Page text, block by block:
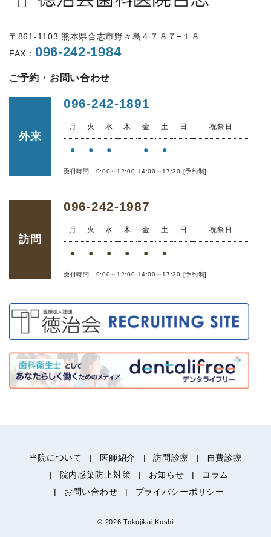
〒861-1103 熊本県合志市野々島４７８７−１８
FAX： 096-242-1984
ご予約・お問い合わせ
外来
096-242-1891
月 火 水 木 金 土 日 祝祭日
● ● ● - ● ● - -
受付時間 9:00～12:00 14:00～17:30 [予約制]
訪問
096-242-1987
月 火 水 木 金 土 日 祝祭日
● ● ● ● ● ● - -
受付時間 9:00～12:00 14:00～17:30 [予約制]
当院について 医師紹介 訪問診療
自費診療
院内感染防止対策
お知らせ
コラム
お問い合わせ
プライバシーポリシー
© 2026 Tokujikai Koshi